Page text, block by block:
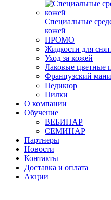
Специальные
кожей
ПРОМО
Жидкости для
Уход за кожей
Лаковые цветные
Французский
Педикюр
Пилки
О компании
Обучение
ВЕБИНАР
СЕМИНАР
Партнеры
Новости
Контакты
Доставка и оплата
Акции